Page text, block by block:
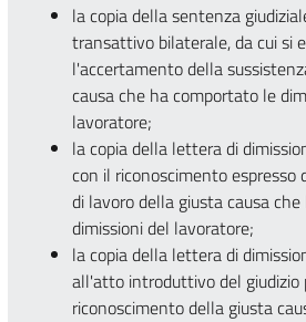
la copia della sentenza
transattivo bilaterale, da cui si
l'accertamento della
causa che ha comportato le
lavoratore;
la copia della lettera di
con il riconoscimento espresso
di lavoro della giusta causa
dimissioni del lavoratore;
la copia della lettera di
all'atto introduttivo del giudizio
riconoscimento della giusta